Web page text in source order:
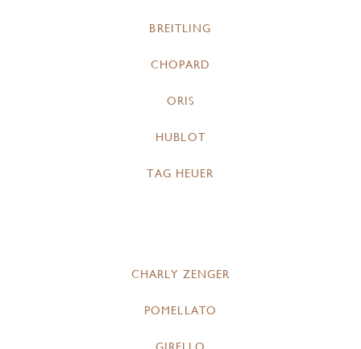
BREITLING
CHOPARD
ORIS
HUBLOT
TAG HEUER
CHARLY ZENGER
POMELLATO